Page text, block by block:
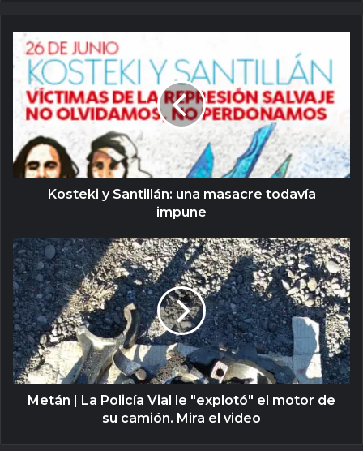
Kosteki y Santillán: una masacre todavía
impune
Metán | La Policía Vial le "explotó" el motor de
su camión. Mira el video